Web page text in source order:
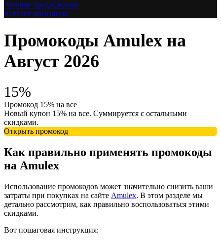
Лучшие предложения
Каталог магазинов
Промокоды Amulex на
Август 2026
15%
Промокод 15% на все
Новый купон 15% на все. Суммируется с остальными
скидками.
Открыть промокод
Как правильно применять промокоды
на Amulex
Использование промокодов может значительно снизить ваши
затраты при покупках на сайте Amulex. В этом разделе мы
детально рассмотрим, как правильно воспользоваться этими
скидками.
Вот пошаговая инструкция: